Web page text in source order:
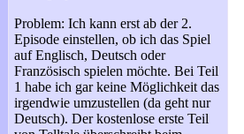
Problem: Ich kann erst ab der 2.
Episode einstellen, ob ich das Spiel
auf Englisch, Deutsch oder
Französisch spielen möchte. Bei Teil
1 habe ich gar keine Möglichkeit das
irgendwie umzustellen (da geht nur
Deutsch). Der kostenlose erste Teil